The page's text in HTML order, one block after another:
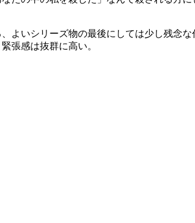
よいシリーズ物の最後にしては少し残念
張感は抜群に高い。